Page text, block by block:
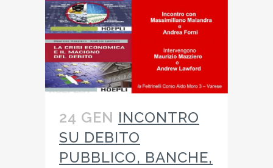
24 GEN INCONTRO
SU DEBITO
PUBBLICO, BANCHE,